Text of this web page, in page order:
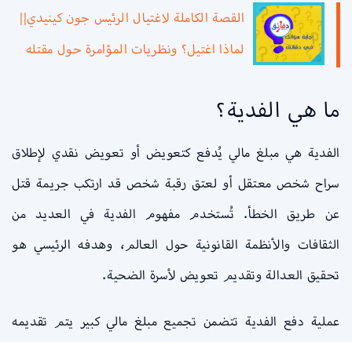
القصة الكاملة لاغتيال الرئيس جون كينيدي||
لماذا اغتيل؟ ونظريات المؤامرة حول مقتله
ما هي الفدية؟
الفدية هي مبلغ مالي يُدفع كتعويض أو تعويض نقدي لإطلاق
سراح شخص معتقل أو لعتق رقبة شخص قد ارتكب جريمة قتل
عن طريق الخطأ. تُستخدم مفهوم الفدية في العديد من
الثقافات والأنظمة القانونية حول العالم، وهدفه الرئيسي هو
تحقيق العدالة وتقديم تعويض لأسرة الضحية.
عملية دفع الفدية تتضمن تجميع مبلغ مالي كبير يتم تقديمه